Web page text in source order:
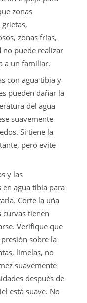
zonas
grietas,
zonas frías,
no puede realizar
a un familiar.
con agua tibia y
pueden dañar la
del agua
suavemente
Si tiene la
pero evite
y las
en agua tibia para
Corte la uña
curvas tienen
Verifique que
sobre la
límelas, no
suavemente
después de
está suave. No